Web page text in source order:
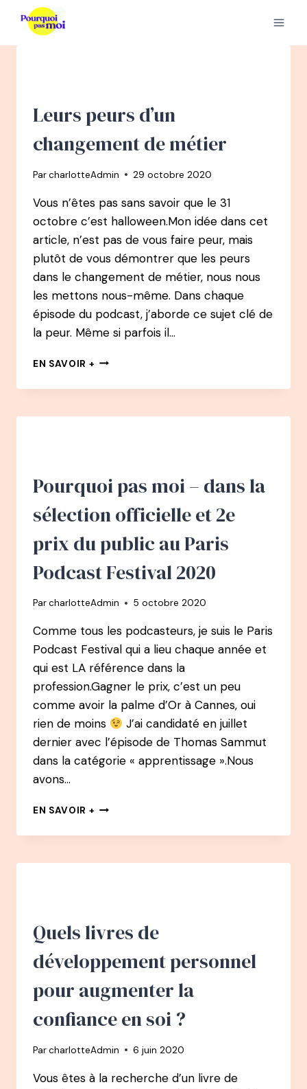
contenu
Leurs peurs d’un
changement de métier
ParcharlotteAdmin 29 octobre 2020
Vous n’êtes pas sans savoir que le 31
octobre c’est halloween.Mon idée dans cet
article, n’est pas de vous faire peur, mais
plutôt de vous démontrer que les peurs
dans le changement de métier, nous nous
les mettons nous-même. Dans chaque
épisode du podcast, j’aborde ce sujet clé de
la peur. Même si parfois il…
EN SAVOIR + LEURS
D’UN
DE
Pourquoi pas moi – dans la
sélection officielle et 2e
prix du public au Paris
Podcast Festival 2020
ParcharlotteAdmin 5 octobre 2020
Comme tous les podcasteurs, je suis le Paris
Podcast Festival qui a lieu chaque année et
qui est LA référence dans la
profession.Gagner le prix, c’est un peu
comme avoir la palme d’Or à Cannes, oui
rien de moins
J’ai candidaté en juillet
dernier avec l’épisode de Thomas Sammut
dans la catégorie « apprentissage ».Nous
avons…
EN SAVOIR + POURQUOI
MOI
DANS
2E
DU
AU
PODCAST
2020
Quels livres de
développement personnel
pour augmenter la
confiance en soi ?
ParcharlotteAdmin 6 juin 2020
Vous êtes à la recherche d’un livre de